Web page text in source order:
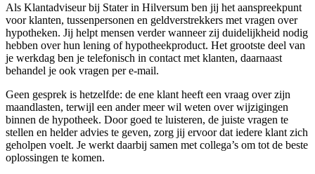
Als Klantadviseur bij Stater in Hilversum ben jij het aanspreekpunt
voor klanten, tussenpersonen en geldverstrekkers met vragen over
hypotheken. Jij helpt mensen verder wanneer zij duidelijkheid nodig
hebben over hun lening of hypotheekproduct. Het grootste deel van
je werkdag ben je telefonisch in contact met klanten, daarnaast
behandel je ook vragen per e-mail.
Geen gesprek is hetzelfde: de ene klant heeft een vraag over zijn
maandlasten, terwijl een ander meer wil weten over wijzigingen
binnen de hypotheek. Door goed te luisteren, de juiste vragen te
stellen en helder advies te geven, zorg jij ervoor dat iedere klant zich
geholpen voelt. Je werkt daarbij samen met collega’s om tot de beste
oplossingen te komen.